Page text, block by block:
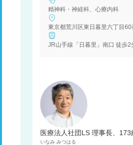
精神科・神経科、心療内科
東京都荒川区東日暮里六丁目
JR山手線「日暮里」南口 徒歩2
医療法人社団LS 理事長、
いなみ みつはる